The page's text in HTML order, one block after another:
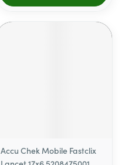
Accu Chek Mobile Fastclix